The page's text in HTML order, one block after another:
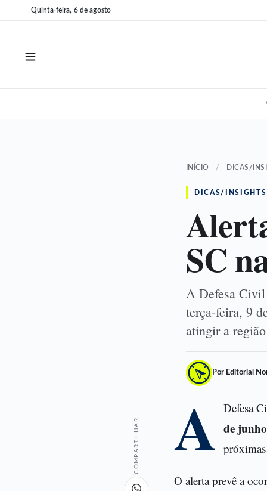
para
para
Quinta-feira, 6 de agosto
INÍCIO / DICAS/
DICAS/INSIGHTS
SC
A Defesa Civil
terça-feira, 9
atingir a
Por Editorial
COMPARTILHAR A Defesa
de
O alerta prevê a